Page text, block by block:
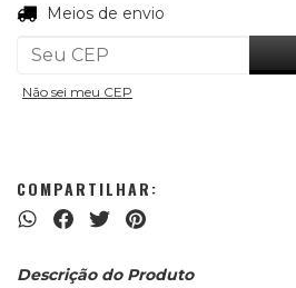
Entregas para o CEP:
Meios de envio
Não sei meu CEP
COMPARTILHAR:
Descrição do Produto